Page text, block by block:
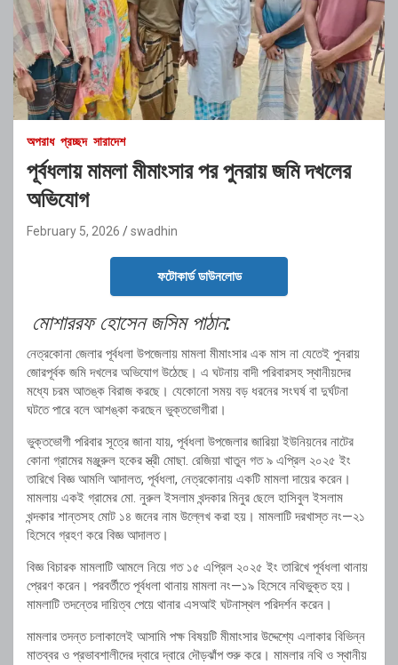
অপরাধ প্রচ্ছদ সারাদেশ
পূর্বধলায় মামলা মীমাংসার পর পুনরায় জমি দখলের
অভিযোগ
February 5, 2026 swadhin
ফটোকার্ড ডাউনলোড
মোশাররফ হোসেন জসিম পাঠান:
নেত্রকোনা জেলার পূর্বধলা উপজেলায় মামলা মীমাংসার এক মাস না যেতেই পুনরায়
জোরপূর্বক জমি দখলের অভিযোগ উঠেছে। এ ঘটনায় বাদী পরিবারসহ স্থানীয়দের
মধ্যে চরম আতঙ্ক বিরাজ করছে। যেকোনো সময় বড় ধরনের সংঘর্ষ বা দুর্ঘটনা
ঘটতে পারে বলে আশঙ্কা করছেন ভুক্তভোগীরা।
ভুক্তভোগী পরিবার সূত্রে জানা যায়, পূর্বধলা উপজেলার জারিয়া ইউনিয়নের নাটের
কোনা গ্রামের মঞ্জুরুল হকের স্ত্রী মোছা. রেজিয়া খাতুন গত ৯ এপ্রিল ২০২৫ ইং
তারিখে বিজ্ঞ আমলি আদালত, পূর্বধলা, নেত্রকোনায় একটি মামলা দায়ের করেন।
মামলায় একই গ্রামের মো. নুরুল ইসলাম খন্দকার মিনুর ছেলে হাসিবুল ইসলাম
খন্দকার শান্তসহ মোট ১৪ জনের নাম উল্লেখ করা হয়। মামলাটি দরখাস্ত নং—২১
হিসেবে গ্রহণ করে বিজ্ঞ আদালত।
বিজ্ঞ বিচারক মামলাটি আমলে নিয়ে গত ১৫ এপ্রিল ২০২৫ ইং তারিখে পূর্বধলা থানায়
প্রেরণ করেন। পরবর্তীতে পূর্বধলা থানায় মামলা নং—১৯ হিসেবে নথিভুক্ত হয়।
মামলাটি তদন্তের দায়িত্ব পেয়ে থানার এসআই ঘটনাস্থল পরিদর্শন করেন।
মামলার তদন্ত চলাকালেই আসামি পক্ষ বিষয়টি মীমাংসার উদ্দেশ্যে এলাকার বিভিন্ন
মাতব্বর ও প্রভাবশালীদের দ্বারে দ্বারে দৌড়ঝাঁপ শুরু করে। মামলার নথি ও স্থানীয়